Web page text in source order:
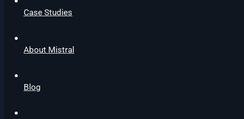
Case Studies
About Mistral
Blog